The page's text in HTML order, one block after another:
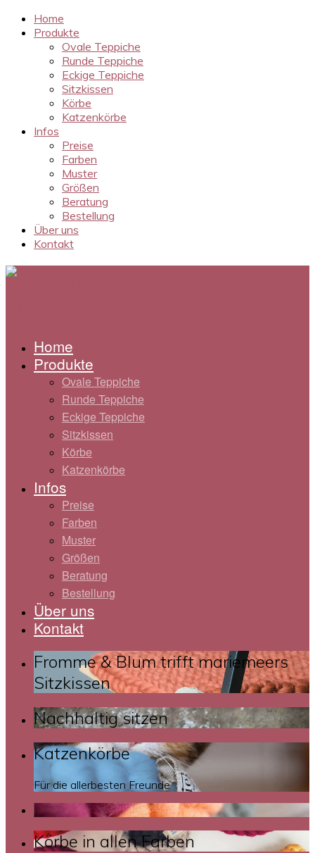
Home
Produkte
Ovale Teppiche
Runde Teppiche
Eckige Teppiche
Sitzkissen
Körbe
Katzenkörbe
Infos
Preise
Farben
Muster
Größen
Beratung
Bestellung
Über uns
Kontakt
Home
Produkte
Ovale Teppiche
Runde Teppiche
Eckige Teppiche
Sitzkissen
Körbe
Katzenkörbe
Infos
Preise
Farben
Muster
Größen
Beratung
Bestellung
Über uns
Kontakt
Fromme & Blum trifft mariemeers
Sitzkissen
Nachhaltig sitzen
Katzenkörbe
Für die allerbesten Freunde
Körbe in allen Farben